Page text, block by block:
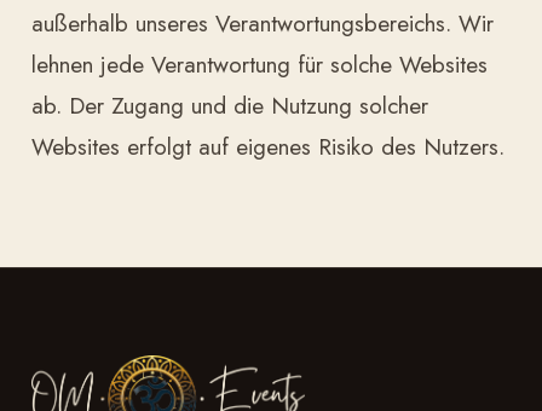
außerhalb unseres Verantwortungsbereichs. Wir
lehnen jede Verantwortung für solche Websites
ab. Der Zugang und die Nutzung solcher
Websites erfolgt auf eigenes Risiko des Nutzers.